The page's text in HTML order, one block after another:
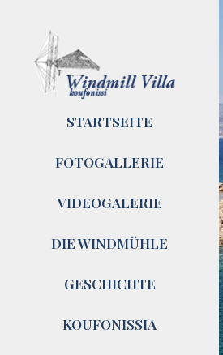
STARTSEITE
FOTOGALLERIE
VIDEOGALERIE
DIE WINDMÜHLE
GESCHICHTE
KOUFONISSIA